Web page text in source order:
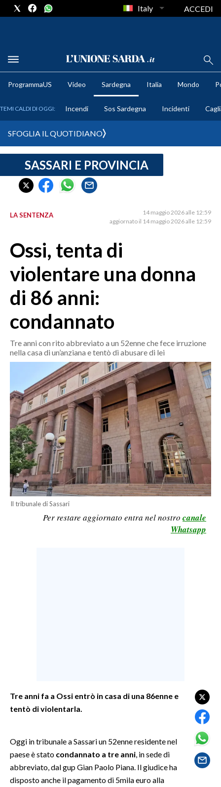
METEO
CRONACA SARDEGNA
CAGLIARI
SULCIS IGLESIENTE
SASSARI E PROVINCIA
GALLURA
OGLIASTRA
ITALIA
POLITICA
ECONOMIA
SERVIZI ALLE IMPRESE
LAVORO
BANDI
SPORT IN SARDEGNA
GOSSIP
SARDEGNA TURISMO
SARDI NEL MONDO
Italy ACCEDI
ProgrammaUS Video Sardegna Italia Mondo
TEMI CALDI DI OGGI: Incendi Sos Sardegna Incidenti
SFOGLIA IL QUOTIDIANO
SASSARI E PROVINCIA
LA SENTENZA
14 maggio 2026 alle 12:59
aggiornato il 14 maggio 2026 alle 12:59
Ossi, tenta di
violentare una donna
di 86 anni:
condannato
Tre anni con rito abbreviato a un 52enne che fece irruzione
nella casa di un’anziana e tentò di abusare di lei
Il tribunale di Sassari
Per restare aggiornato entra nel nostro canale
Whatsapp
Tre anni fa a Ossi entrò in casa di una 86enne e
tentò di violentarla.
Oggi in tribunale a Sassari un 52enne residente nel
paese è stato condannato a tre anni , in sede di
abbreviato, dal gup Gian Paolo Piana. Il giudice ha
disposto anche il pagamento di 5mila euro alla